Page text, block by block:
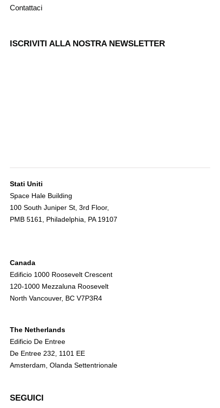
Contattaci
ISCRIVITI ALLA NOSTRA NEWSLETTER
Stati Uniti
Space Hale Building
100 South Juniper St, 3rd Floor,
PMB 5161, Philadelphia, PA 19107
Canada
Edificio 1000 Roosevelt Crescent
120-1000 Mezzaluna Roosevelt
North Vancouver, BC V7P3R4
The Netherlands
Edificio De Entree
De Entree 232, 1101 EE
Amsterdam, Olanda Settentrionale
SEGUICI